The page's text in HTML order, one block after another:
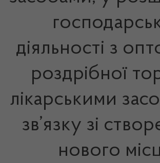
діяльності з
роздрібної
лікарськими
зв’язку зі
нового